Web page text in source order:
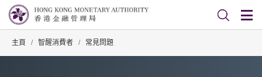
主頁 / 智醒消費者 / 常見問題